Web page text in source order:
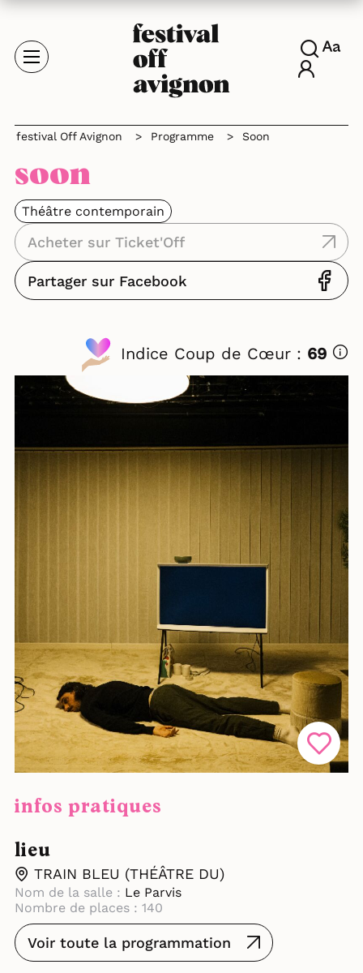
festival Off Avignon > Programme > Soon
soon
Théâtre contemporain
Acheter sur Ticket'Off
Partager sur Facebook
Indice Coup de Cœur : 69
infos pratiques
lieu
TRAIN BLEU (THÉÂTRE DU)
Nom de la salle : Le Parvis
Nombre de places : 140
Voir toute la programmation